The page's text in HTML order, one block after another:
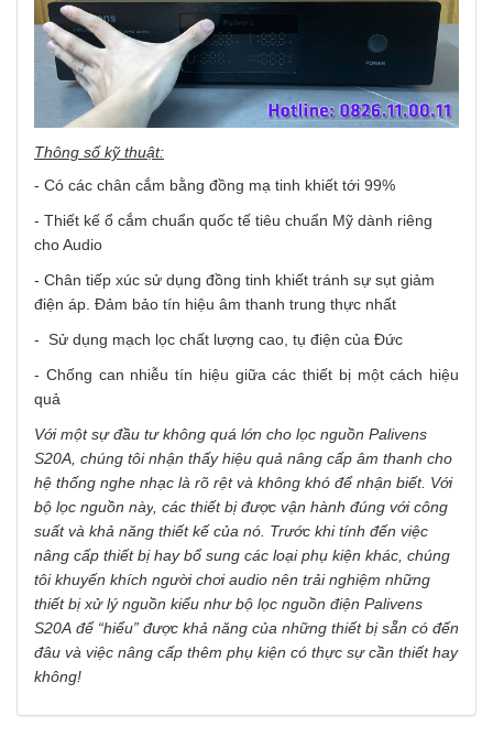
Thông sốkỹ thuật:
- Có các chân cắm bằng đồng mạ tinh khiết tới 99%
- Thiết kế ổ cắm chuẩn quốc tế tiêu chuẩn Mỹ dành riêng
cho Audio
- Chân tiếp xúc sử dụng đồng tinh khiết tránh sự sụt giảm
điện áp. Đảm bảo tín hiệu âm thanh trung thực nhất
- Sử dụng mạch lọc chất lượng cao, tụ điện của Đức
- Chống can nhiễu tín hiệu giữa các thiết bị một cách hiệu
quả
Với một sự đầu tư không quá lớn cho lọc nguồn Palivens
S20A , chúng tôi nhận thấy hiệu quả nâng cấp âm thanh cho
hệ thống nghe nhạc là rõ rệt và không khó để nhận biết. Với
bộ lọc nguồn này , các thiết bị được vận hành đúng với công
suất và khả năng thiết kế của nó. Trước khi tính đến việc
nâng cấp thiết bị hay bổ sung các loại phụ kiện khác, chúng
tôi khuyến khích người chơiaudio nên trải nghiệm những
thiết bị xử lý nguồn kiểu nhưbộ lọc nguồn điện Palivens
S20A để “hiểu” được khả năng của những thiết bị sẵn có đến
đâu và việc nâng cấp thêm phụ kiện có thực sự cần thiết hay
không!